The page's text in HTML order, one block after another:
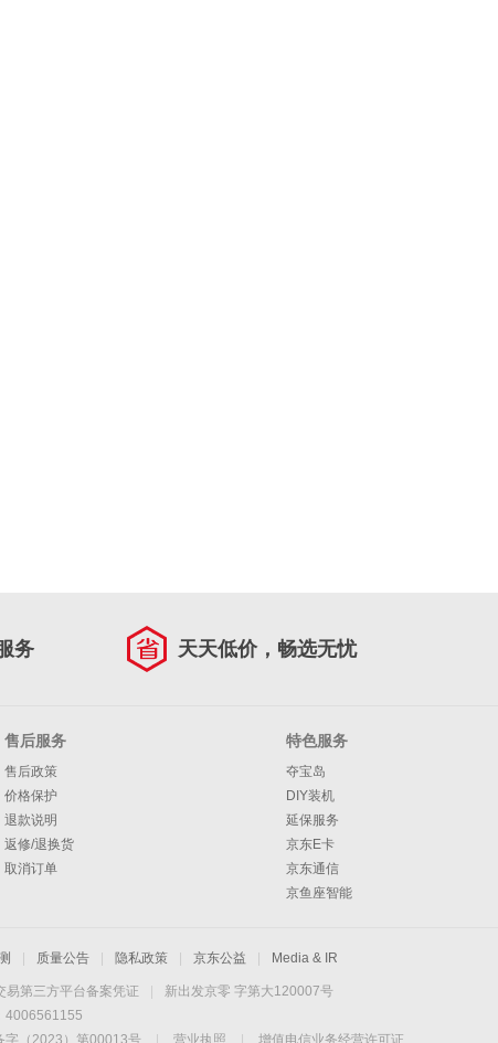
务 天天低价，畅选无忧
售后服务
售后政策
价格保护
退款说明
返修/退换货
取消订单
特色服务
夺宝岛
DIY装机
延保服务
京东E卡
京东通信
京鱼座智能
质量公告 隐私政策 京东公益 Media & IR
易第三方平台备案凭证
新出发京零 字第大120007号
4006561155
字（2023）第00013号 营业执照 增值电信业务经营许可证